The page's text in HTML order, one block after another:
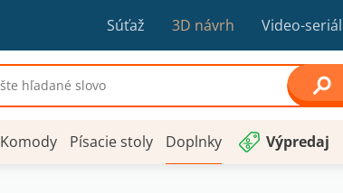
Súťaž 3D návrh Video-seriál
Komody Písacie stoly Doplnky Výpredaj